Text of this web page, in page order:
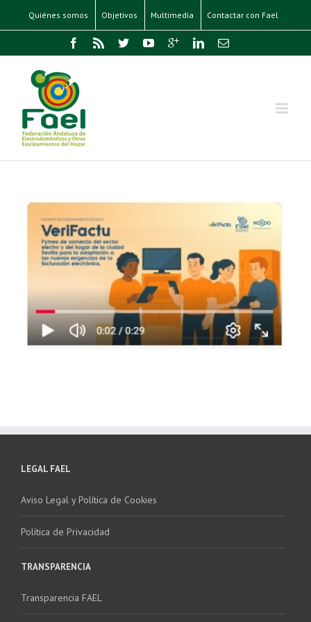
Quiénes somos Objetivos Multimedia Contactar con Fael
LEGAL FAEL
Aviso Legal y Política de Cookies
Política de Privacidad
TRANSPARENCIA
Transparencia FAEL